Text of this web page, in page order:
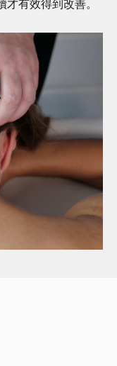
有效得到改善。